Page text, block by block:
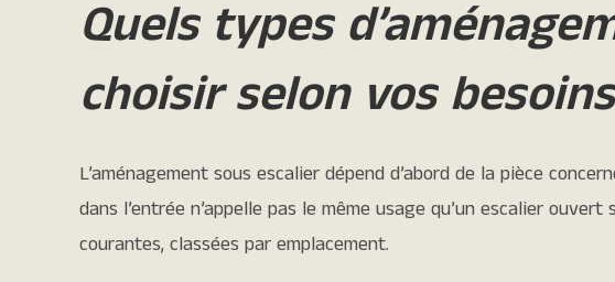
Quels types
choisir selon vos
L’aménagement sous escalier dépend d’abord de la pièce
dans l’entrée n’appelle pas le même usage qu’un escalier
courantes, classées par emplacement.